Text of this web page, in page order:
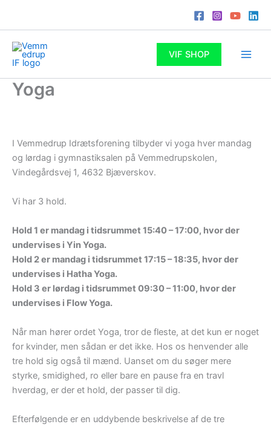
VIF SHOP
Yoga
I Vemmedrup Idrætsforening tilbyder vi yoga hver mandag
og lørdag i gymnastiksalen på Vemmedrupskolen,
Vindegårdsvej 1, 4632 Bjæverskov.
Vi har 3 hold.
Hold 1 er mandag i tidsrummet 15:40 – 17:00, hvor der
undervises i Yin Yoga.
Hold 2 er mandag i tidsrummet 17:15 – 18:35, hvor der
undervises i Hatha Yoga.
Hold 3 er lørdag i tidsrummet 09:30 – 11:00, hvor der
undervises i Flow Yoga.
Når man hører ordet Yoga, tror de fleste, at det kun er noget
for kvinder, men sådan er det ikke. Hos os henvender alle
tre hold sig også til mænd. Uanset om du søger mere
styrke, smidighed, ro eller bare en pause fra en travl
hverdag, er der et hold, der passer til dig.
Efterfølgende er en uddybende beskrivelse af de tre